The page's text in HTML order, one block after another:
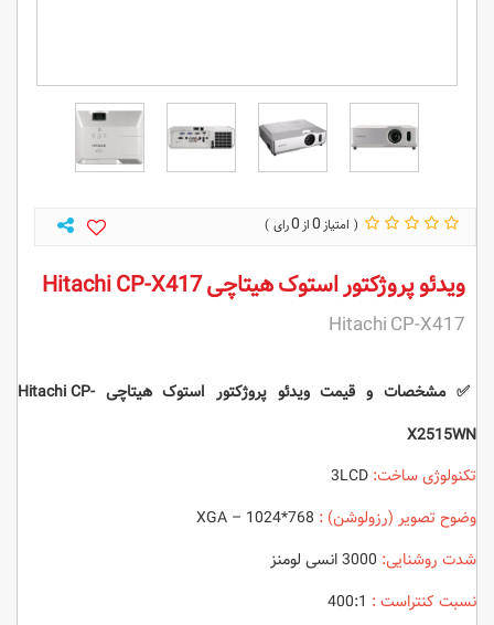
0
0
ویدئو پروژکتور استوک هیتاچی Hitachi CP-X417
Hitachi CP-X417
✅ مشخصات و قیمت ویدئو پروژکتور استوک هیتاچی Hitachi CP-
X2515WN
تکنولوژی ساخت:
وضوح تصویر (رزولوشن) :
شدت روشنایی:
نسبت کنتراست : 400:1